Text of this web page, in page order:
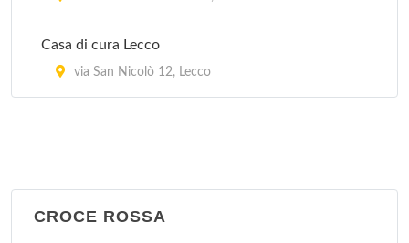
Casa di cura Lecco
via San Nicolò 12, Lecco
CROCE ROSSA